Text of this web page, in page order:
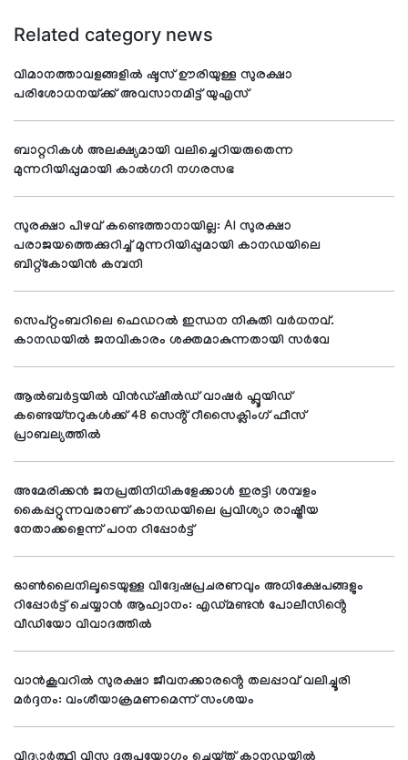
Related category news
വിമാനത്താവളങ്ങളിൽ ഷൂസ് ഊരിയുള്ള സുരക്ഷാ
പരിശോധനയ്ക്ക് അവസാനമിട്ട് യുഎസ്
ബാറ്ററികൾ അലക്ഷ്യമായി വലിച്ചെറിയരുതെന്ന
മുന്നറിയിപ്പുമായി കാൽഗറി നഗരസഭ
സുരക്ഷാ പിഴവ് കണ്ടെത്താനായില്ല: AI സുരക്ഷാ
പരാജയത്തെക്കുറിച്ച് മുന്നറിയിപ്പുമായി കാനഡയിലെ
ബിറ്റ്‌കോയിൻ കമ്പനി
സെപ്റ്റംബറിലെ ഫെഡറൽ ഇന്ധന നികുതി വർധനവ്.
കാനഡയിൽ ജനവികാരം ശക്തമാകുന്നതായി സർവേ
ആൽബർട്ടയിൽ വിൻഡ്‌ഷീൽഡ് വാഷർ ഫ്ലൂയിഡ്
കണ്ടെയ്നറുകൾക്ക് 48 സെൻ്റ് റീസൈക്ലിംഗ് ഫീസ്
പ്രാബല്യത്തിൽ
അമേരിക്കൻ ജനപ്രതിനിധികളേക്കാൾ ഇരട്ടി ശമ്പളം
കൈപ്പറ്റുന്നവരാണ് കാനഡയിലെ പ്രവിശ്യാ രാഷ്ട്രീയ
നേതാക്കളെന്ന് പഠന റിപ്പോർട്ട്
ഓൺലൈനിലൂടെയുള്ള വിദ്വേഷപ്രചരണവും അധിക്ഷേപങ്ങളും
റിപ്പോർട്ട് ചെയ്യാൻ ആഹ്വാനം: എഡ്മണ്ടൻ പോലീസിൻ്റെ
വീഡിയോ വിവാദത്തിൽ
വാൻകൂവറിൽ സുരക്ഷാ ജീവനക്കാരൻ്റെ തലപ്പാവ് വലിച്ചൂരി
മർദ്ദനം: വംശീയാക്രമണമെന്ന് സംശയം